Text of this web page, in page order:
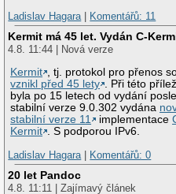
Ladislav Hagara | Komentářů: 11
Kermit má 45 let. Vydán C-
4.8. 11:44 | Nová verze
Kermit , tj. protokol pro přenos
vznikl před 45 lety . Při této
byla po 15 letech od vydání
stabilní verze 9.0.302 vydána
stabilní verze 11
implementace
Kermit . S podporou IPv6.
Ladislav Hagara | Komentářů: 0
20 let Pandoc
4.8. 11:11 | Zajímavý článek